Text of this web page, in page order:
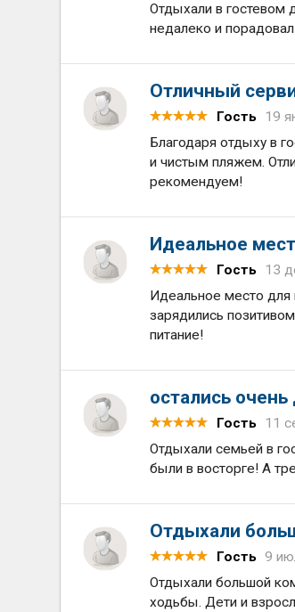
Отдыхали в гостевом
недалеко и
Отличный
Гость
19
Благодаря отдыху в
и чистым пляжем.
рекомендуем!
Идеальное
Гость
13
Идеальное место для
зарядились
питание!
остались
Гость
11
Отдыхали семьей в
были в восторге! А
Отдыхали
Гость 9
Отдыхали большой
ходьбы. Дети и